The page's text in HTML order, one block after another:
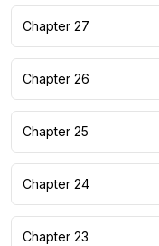
Chapter 27
Chapter 26
Chapter 25
Chapter 24
Chapter 23